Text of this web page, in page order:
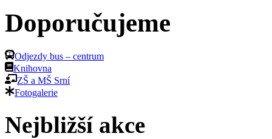
Doporučujeme
Odjezdy bus – centrum
Knihovna
ZŠ a MŠ Srní
Fotogalerie
Nejbližší akce